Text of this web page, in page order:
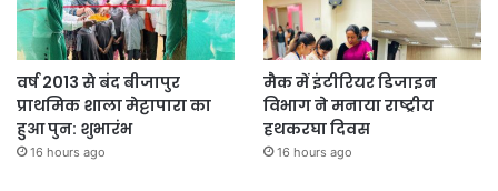
वर्ष 2013 से बंद बीजापुर
प्राथमिक शाला मेट्टापारा का
हुआ पुन: शुभारंभ
16 hours ago
मैक में इंटीरियर डिजाइन
विभाग ने मनाया राष्ट्रीय
हथकरघा दिवस
16 hours ago